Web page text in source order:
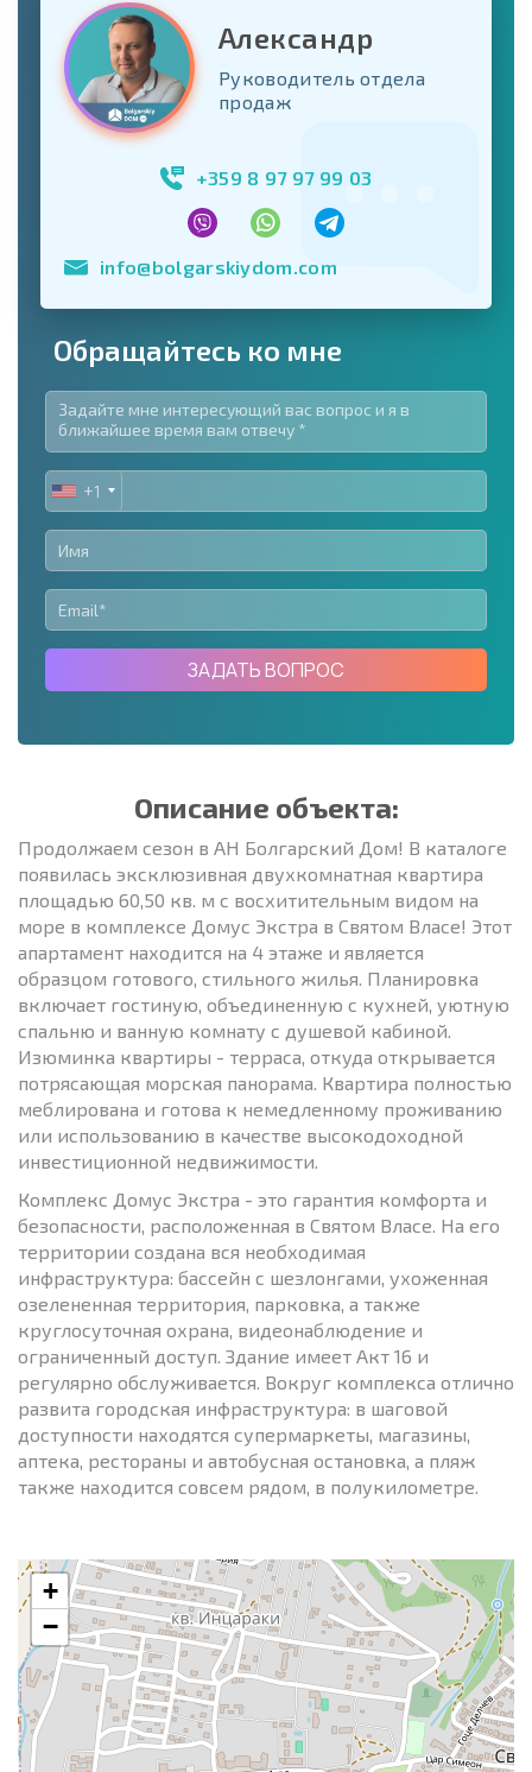
Александр
Руководитель отдела
продаж
+359 8 97 97 99 03
info@bolgarskiydom.com
Обращайтесь ко мне
UNITED
STATES
+1
+1
ЗАДАТЬ ВОПРОС
Описание объекта:
Продолжаем сезон в АН Болгарский Дом! В каталоге
появилась эксклюзивная двухкомнатная квартира
площадью 60,50 кв. м с восхитительным видом на
море в комплексе Домус Экстра в Святом Власе! Этот
апартамент находится на 4 этаже и является
образцом готового, стильного жилья. Планировка
включает гостиную, объединенную с кухней, уютную
спальню и ванную комнату с душевой кабиной.
Изюминка квартиры - терраса, откуда открывается
потрясающая морская панорама. Квартира полностью
меблирована и готова к немедленному проживанию
или использованию в качестве высокодоходной
инвестиционной недвижимости.
Комплекс Домус Экстра - это гарантия комфорта и
безопасности, расположенная в Святом Власе. На его
территории создана вся необходимая
инфраструктура: бассейн с шезлонгами, ухоженная
озелененная территория, парковка, а также
круглосуточная охрана, видеонаблюдение и
ограниченный доступ. Здание имеет Акт 16 и
регулярно обслуживается. Вокруг комплекса отлично
развита городская инфраструктура: в шаговой
доступности находятся супермаркеты, магазины,
аптека, рестораны и автобусная остановка, а пляж
также находится совсем рядом, в полукилометре.
+
−